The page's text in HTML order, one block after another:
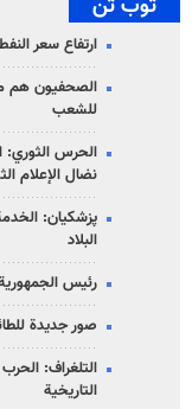
ارتفاع سعر النفط إلى 83 دولاراً و55
الصحفيون هم
للشعب
الحرس الثوري:
نضال الإعلام
پزشکیان:
البلاد
رئيس
صور جديدة
التلغراف:
التاريخية